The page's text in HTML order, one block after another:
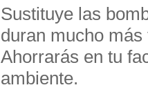
Sustituye las
duran mucho
Ahorrarás en tu
ambiente.